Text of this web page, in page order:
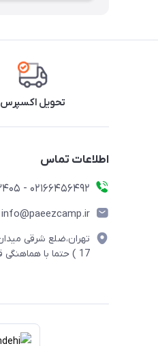
تحویل اکسپرس
اطلاعات تماس
02166456492 - 09121933405
info@paeezcamp.ir
17 ) حتما با هماهنگی قبلی